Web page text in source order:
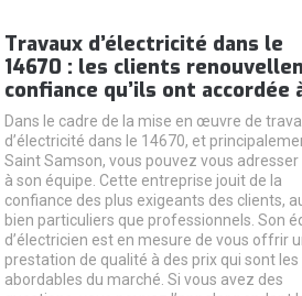
Travaux d’électricité dans le
14670 : les clients
confiance qu’ils ont accordée
Dans le cadre de la mise en œuvre de
d’électricité dans le 14670, et
Saint Samson, vous pouvez vous adresser
à son équipe. Cette entreprise jouit de la
confiance des plus exigeants des clients,
bien particuliers que professionnels. Son
d’électricien est en mesure de vous offrir
prestation de qualité à des prix qui sont les
abordables du marché. Si vous avez des